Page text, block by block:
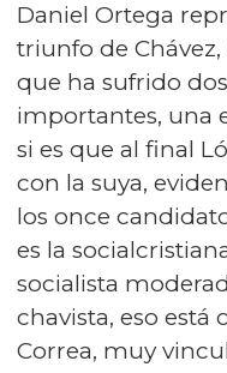
Daniel Ortega
triunfo de
que ha sufrido
importantes, una
si es que al final
con la suya,
los once
es la
socialista
chavista, eso está
Correa, muy